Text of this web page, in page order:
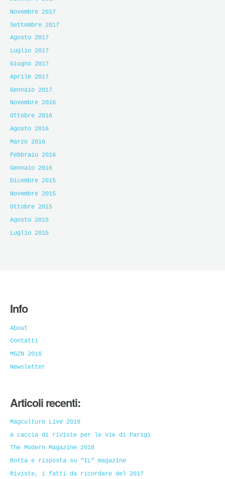
Novembre 2017
Settembre 2017
Agosto 2017
Luglio 2017
Giugno 2017
Aprile 2017
Gennaio 2017
Novembre 2016
Ottobre 2016
Agosto 2016
Marzo 2016
Febbraio 2016
Gennaio 2016
Dicembre 2015
Novembre 2015
Ottobre 2015
Agosto 2015
Luglio 2015
Info
About
Contatti
MGZN 2016
Newsletter
Articoli recenti:
Magculture Live 2019
A caccia di riviste per le vie di Parigi
The Modern Magazine 2018
Botta e risposta su “IL” magazine
Riviste, i fatti da ricordare del 2017